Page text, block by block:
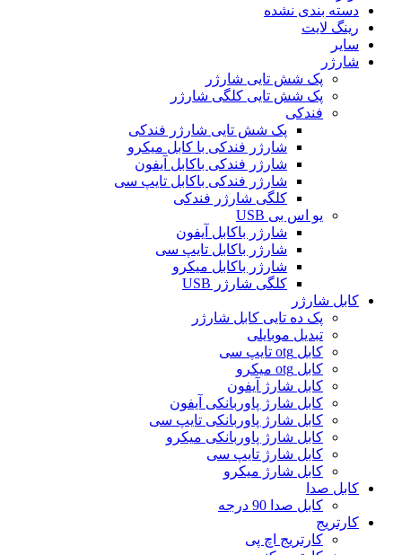
دسته بندی نشده
رینگ لایت
سایر
شارژر
پک شش تایی شارژر
پک شش تایی کلگی شارژر
فندکی
پک شش تایی شارژر فندکی
شارژر فندکی با کابل میکرو
شارژر فندکی باکابل آیفون
شارژر فندکی باکابل تایپ سی
کلگی شارژر فندکی
یو اس بی USB
شارژر باکابل آیفون
شارژر باکابل تایپ سی
شارژر باکابل میکرو
کلگی شارژر USB
کابل شارژر
پک ده تایی کابل شارژر
تبدیل موبایلی
کابل otg تایپ سی
کابل otg میکرو
کابل شارژ آیفون
کابل شارژ پاوربانکی آیفون
کابل شارژ پاوربانکی تایپ سی
کابل شارژ پاوربانکی میکرو
کابل شارژ تایپ سی
کابل شارژ میکرو
کابل صدا
کابل صدا 90 درجه
کارتریج
کارتریج اچ پی